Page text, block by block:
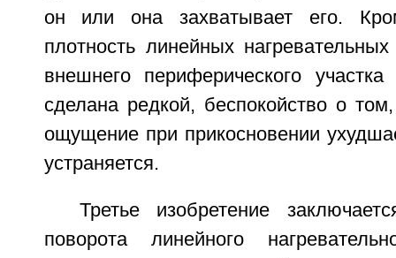
он или она захватывает его.
плотность линейных
внешнего периферического участка
сделана редкой, беспокойство о
ощущение при прикосновении
устраняется.
Третье изобретение
поворота линейного